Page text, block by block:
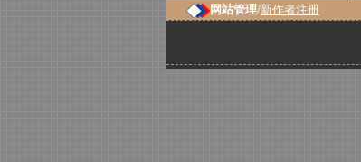
网站管理/新作者注册